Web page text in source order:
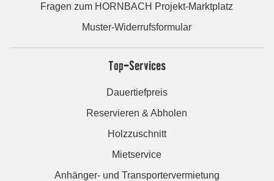
Fragen zum HORNBACH Projekt-Marktplatz
Muster-Widerrufsformular
Top-Services
Dauertiefpreis
Reservieren & Abholen
Holzzuschnitt
Mietservice
Anhänger- und Transportervermietung